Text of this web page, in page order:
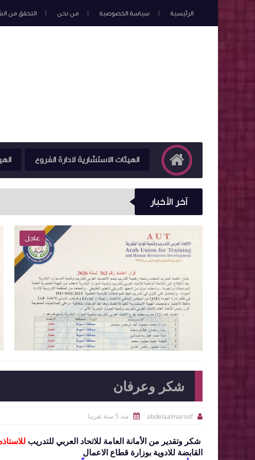
الرئيسية سياسة الخصوصية من نحن التحقق من
الهيئات الاستشارية لادارة الفروع
آخر الأخبار
عاجل
2026-06-15
abdelaalmaroof
شاهد الموضوع
شكر وعرفان

abdelaalmaroof
 منذ 5 سنة تقريبا
شكر وتقدير من الأمانة العامة للاتحاد العربي للتدريب
القابضة للادوية بوزارة قطاع الاعمال